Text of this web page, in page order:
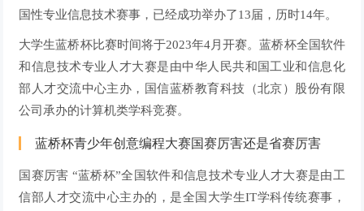
国性专业信息技术赛事，已经成功举办了13届，历时14年。
大学生蓝桥杯比赛时间将于2023年4月开赛。蓝桥杯全国软件
和信息技术专业人才大赛是由中华人民共和国工业和信息化
部人才交流中心主办，国信蓝桥教育科技（北京）股份有限
公司承办的计算机类学科竞赛。
蓝桥杯青少年创意编程大赛国赛厉害还是省赛厉害
国赛厉害 “蓝桥杯”全国软件和信息技术专业人才大赛是由工
信部人才交流中心主办的，是全国大学生IT学科传统赛事，